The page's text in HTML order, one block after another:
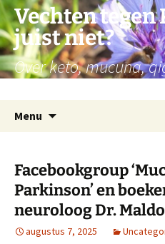
Ga
naar
de
inhoud
Vechten tegen
juist niet?
Over keto, mucuna,
Menu
Facebookgroup
Parkinson’ en
neuroloog Dr.
augustus 7, 2025